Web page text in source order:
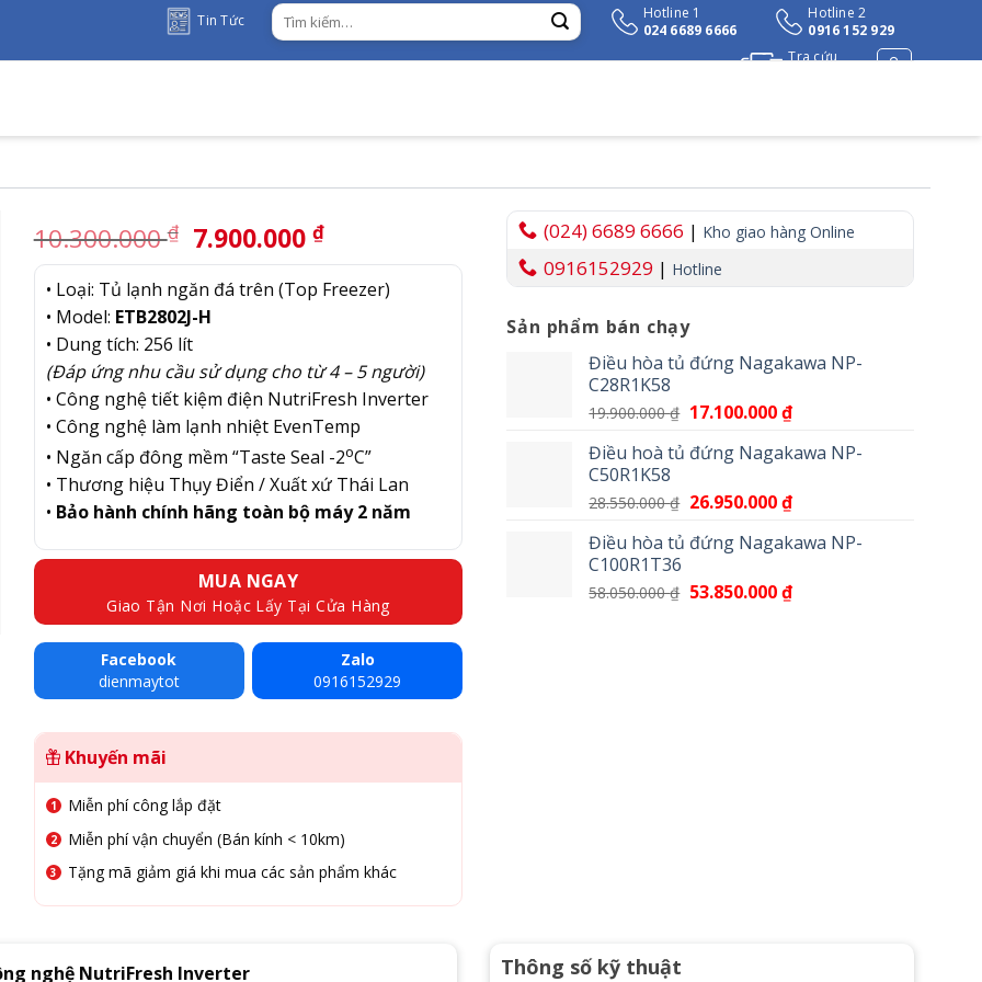
Tin Tức
Tìm
kiếm:
Hotline 1
024 6689 6666
Hotline 2
0916 152 929
Tra cứu
10.300.000₫ Giá
gốc
là:
10.300.000 ₫.
7.900.000₫
hiện
tại
• Loại: Tủ lạnh ngăn đá trên (Top Freezer)
• Model: ETB2802J-H
• Dung tích: 256 lít
(Đáp ứng nhu cầu sử dụng cho từ 4 – 5 người)
• Công nghệ tiết kiệm điện NutriFresh Inverter
• Công nghệ làm lạnh nhiệt EvenTemp
• Ngăn cấp đông mềm “Taste Seal -2oC”
• Thương hiệu Thụy Điển / Xuất xứ Thái Lan
• Bảo hành chính hãng toàn bộ máy 2 năm
MUA NGAY
Giao Tận Nơi Hoặc Lấy Tại Cửa Hàng
Facebook
dienmaytot
Zalo
0916152929
Khuyến mãi
Miễn phí công lắp đặt
Miễn phí vận chuyển (Bán kính < 10km)
Tặng mã giảm giá khi mua các sản phẩm khác
(024) 6689 6666 | Kho giao hàng Online
0916152929 | Hotline
Sản phẩm bán chạy
Điều hòa tủ đứng Nagakawa NP-
C28R1K58
19.900.000₫ Giá
là:
17.100.000₫Giá
tại
17.100.000 ₫.
Điều hoà tủ đứng Nagakawa NP-
C50R1K58
28.550.000₫ Giá
là:
26.950.000₫Giá
tại
26.950.000 ₫.
Điều hòa tủ đứng Nagakawa NP-
C100R1T36
58.050.000₫ Giá
53.850.000₫Giá
nghệ NutriFresh Inverter Thông số kỹ thuật